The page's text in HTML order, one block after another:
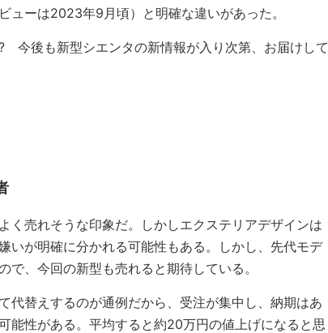
ューは2023年9月頃）と明確な違いがあった。
今後も新型シエンタの新情報が入り次第、お届けして
く売れそうな印象だ。しかしエクステリアデザインは
いが明確に分かれる可能性もある。しかし、先代モデ
、今回の新型も売れると期待している。
替えするのが通例だから、受注が集中し、納期はあ
能性がある。平均すると約20万円の値上げになると思